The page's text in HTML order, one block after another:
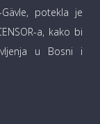
potekla je
a, kako bi
u Bosni i